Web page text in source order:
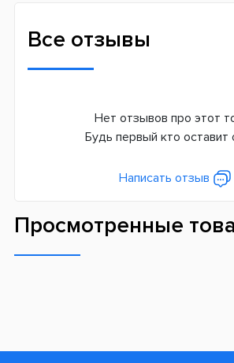
Все отзывы
Нет отзывов про этот
Будь первый кто оставит
Написать отзыв
Просмотренные